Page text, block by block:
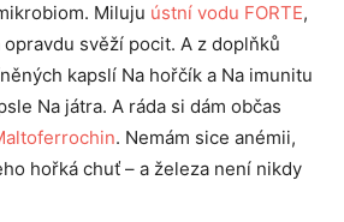
Miluju ústní vodu FORTE,
svěží pocit. A z doplňků
kapslí Na hořčík a Na imunitu
Na játra. A ráda si dám občas
. Nemám sice anémii,
hořká chuť – a železa není nikdy